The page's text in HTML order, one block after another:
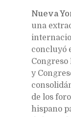
Nueva
una
concluyó
Congreso
y
de los
hispano